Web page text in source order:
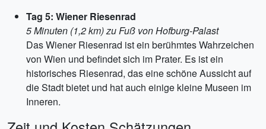
Tag 5: Wiener Riesenrad
5 Minuten (1,2 km) zu Fuß von Hofburg-Palast
Das Wiener Riesenrad ist ein berühmtes Wahrzeichen
von Wien und befindet sich im Prater. Es ist ein
historisches Riesenrad, das eine schöne Aussicht auf
die Stadt bietet und hat auch einige kleine Museen im
Inneren.